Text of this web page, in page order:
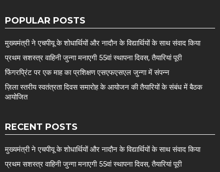
POPULAR POSTS
मुख्यमंत्री ने एचपीयू के शोधार्थियों और नादौन के विद्यार्थियों के साथ संवाद किया
प्रथम सशस्त्र वाहिनी जुन्गा मनाएगी 55वां स्थापना दिवस, तैयारियां पूरी
फिंगरप्रिंट पर एक माह का प्रशिक्षण एसएफएसएल जुन्गा में संपन्न
ज़िला स्तरीय स्वतंत्रता दिवस समारोह के आयोजन की तैयारियों के संबंध में बैठक
आयोजित
RECENT POSTS
मुख्यमंत्री ने एचपीयू के शोधार्थियों और नादौन के विद्यार्थियों के साथ संवाद किया
प्रथम सशस्त्र वाहिनी जुन्गा मनाएगी 55वां स्थापना दिवस, तैयारियां पूरी